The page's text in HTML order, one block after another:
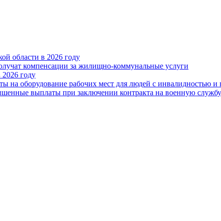
области в 2026 году
компенсации за жилищно-коммунальные услуги
году
на оборудование рабочих мест для людей с инвалидностью
выплаты при заключении контракта на военную службу